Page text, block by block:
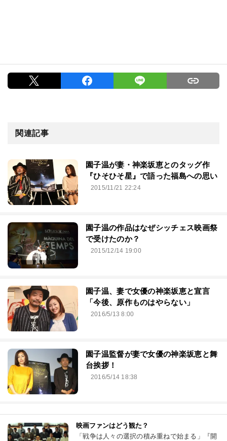
関連記事
園子温が妻・神楽坂恵とのタッグ作
『ひそひそ星』で語った福島への思い
2015/11/21 22:24
園子温の作品はなぜシッチェス映画祭
で受けたのか？
2015/12/14 19:00
園子温、妻で女優の神楽坂恵と宣言
「今後、原作ものはやらない」
2016/5/13 8:00
園子温監督が妻で女優の神楽坂恵と舞
台挨拶！
2016/5/14 18:38
映画ファンはどう観た？
「戦争は人々の選択の積み重ねで始まる」『開